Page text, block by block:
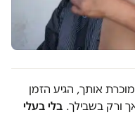
אותך, הגיע הזמן
ורק בשבילך. בלי בעלי